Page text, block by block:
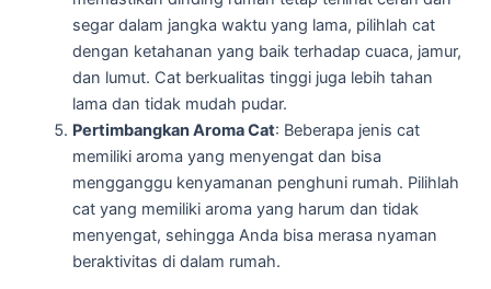
segar dalam jangka waktu yang lama, pilihlah cat
dengan ketahanan yang baik terhadap cuaca, jamur,
dan lumut. Cat berkualitas tinggi juga lebih tahan
lama dan tidak mudah pudar.
Pertimbangkan Aroma Cat: Beberapa jenis cat
memiliki aroma yang menyengat dan bisa
mengganggu kenyamanan penghuni rumah. Pilihlah
cat yang memiliki aroma yang harum dan tidak
menyengat, sehingga Anda bisa merasa nyaman
beraktivitas di dalam rumah.